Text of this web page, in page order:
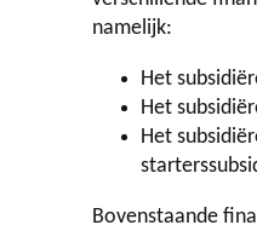
namelijk:
Het
Het
Het
Bovenstaande